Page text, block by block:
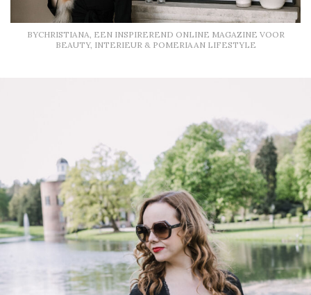
BYCHRISTIANA, EEN INSPIREREND ONLINE MAGAZINE VOOR
BEAUTY, INTERIEUR & POMERIAAN LIFESTYLE